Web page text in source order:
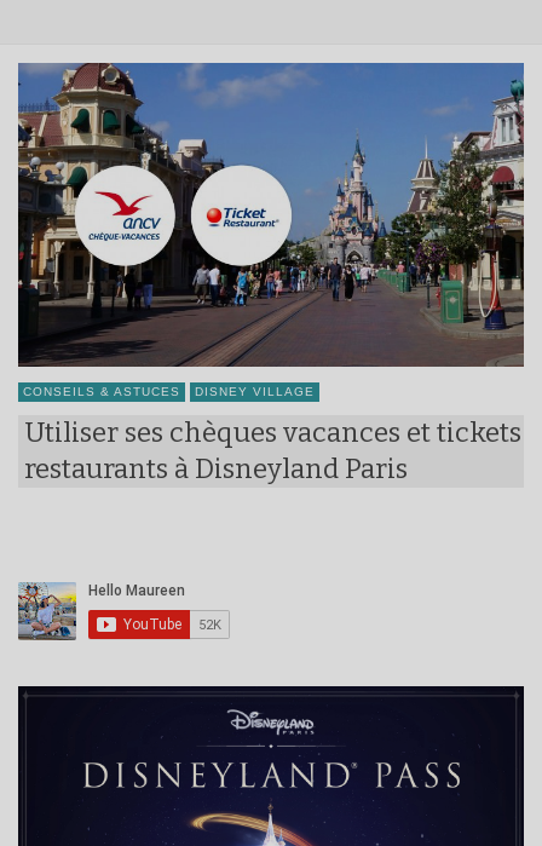
CONSEILS & ASTUCES DISNEY VILLAGE
Utiliser ses chèques vacances et tickets
restaurants à Disneyland Paris